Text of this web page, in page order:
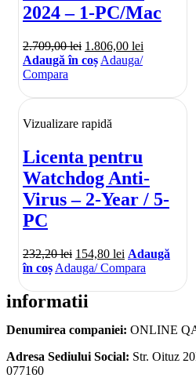
2024 – 1-PC/Mac
2.709,00lei 1.806,00 lei
Adaugă în coș Adauga/
Compara
Vizualizare rapidă
Licenta pentru
Watchdog Anti-
Virus – 2-Year / 5-
PC
232,20lei 154,80 lei Adaugă
în coș Adauga/ Compara
informatii
Denumirea companiei: ONLINE
Adresa Sediului Social: Str. Oituz
077160